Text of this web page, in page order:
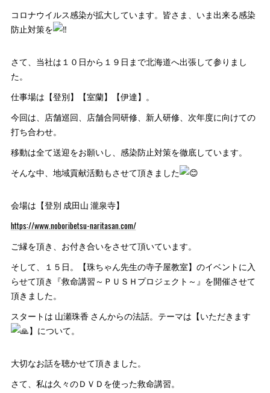
コロナウイルス感染が拡大しています。皆さま、いま出来る感染
防止対策を
さて、当社は１０日から１９日まで北海道へ出張して参りまし
た。
仕事場は【登別】【室蘭】【伊達】。
今回は、店舗巡回、店舗合同研修、新人研修、次年度に向けての
打ち合わせ。
移動は全て送迎をお願いし、感染防止対策を徹底しています。
そんな中、地域貢献活動もさせて頂きました
会場は【登別 成田山 瀧泉寺】
https://www.noboribetsu-naritasan.com/
ご縁を頂き、お付き合いをさせて頂いています。
そして、１５日。【珠ちゃん先生の寺子屋教室】のイベントに入
らせて頂き『救命講習～ＰＵＳＨプロジェクト～』を開催させて
頂きました。
スタートは 山瀬珠香 さんからの法話。テーマは【いただきます
】について。
大切なお話を聴かせて頂きました。
さて、私は久々のＤＶＤを使った救命講習。